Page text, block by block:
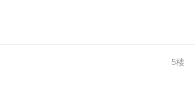
5楼